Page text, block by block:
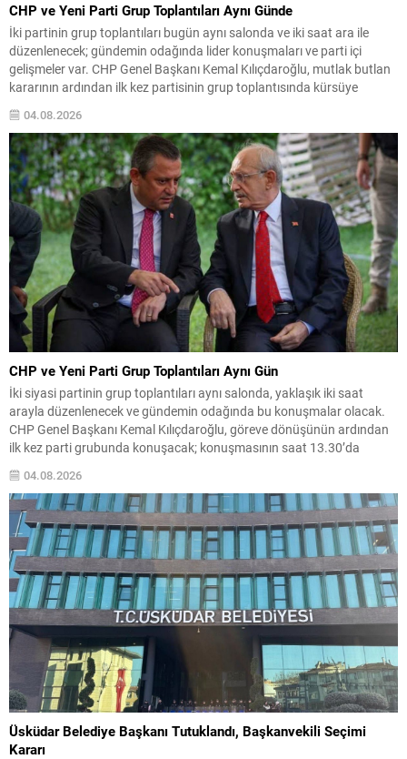
CHP ve Yeni Parti Grup Toplantıları Aynı Günde
İki partinin grup toplantıları bugün aynı salonda ve iki saat ara ile
düzenlenecek; gündemin odağında lider konuşmaları ve parti içi
gelişmeler var. CHP Genel Başkanı Kemal Kılıçdaroğlu, mutlak butlan
kararının ardından ilk kez partisinin grup toplantısında kürsüye
çıkacak ve konuşması saat 13.30’da planlandı. Yeni Parti ise
teşkilatlanma çalışmalarını sürdürürken, Genel...
04.08.2026
CHP ve Yeni Parti Grup Toplantıları Aynı Gün
İki siyasi partinin grup toplantıları aynı salonda, yaklaşık iki saat
arayla düzenlenecek ve gündemin odağında bu konuşmalar olacak.
CHP Genel Başkanı Kemal Kılıçdaroğlu, göreve dönüşünün ardından
ilk kez parti grubunda konuşacak; konuşmasının saat 13.30’da
yapılması planlanıyor. Yeni Parti’nin ilk grup toplantısı ve
teşkilatlanma Yeni Parti Genel Başkanı Özgür Özel, partisinin...
04.08.2026
Üsküdar Belediye Başkanı Tutuklandı, Başkanvekili Seçimi
Kararı